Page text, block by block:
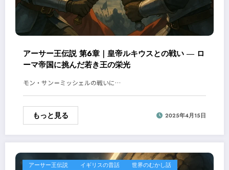
アーサー王伝説 第6章｜皇帝ルキウスとの戦い ― ロ
ーマ帝国に挑んだ若き王の栄光
モン・サン＝ミッシェルの戦いに…
もっと見る 2025年4月15日
アーサー王伝説 イギリスの昔話 世界のむかし話